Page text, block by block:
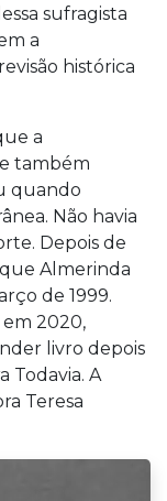
sufragista
a
histórica
a
também
quando
Não havia
Depois de
Almerinda
de 1999.
2020,
livro depois
Todavia. A
Teresa